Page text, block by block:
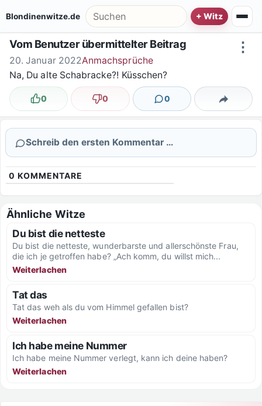
Blondinenwitze.de Suche nach:
⋮
Vom Benutzer übermittelter Beitrag
20. Januar 2022Anmachsprüche
Na, Du alte Schabracke?! Küsschen?
Lustig
0 Nicht lustig
0 0
Kommentare Teilen
Schreib den ersten Kommentar …
0 KOMMENTARE
Ähnliche Witze
Du bist die netteste
Du bist die netteste, wunderbarste und allerschönste Frau,
die ich je getroffen habe? „Ach komm, du willst mich...
Weiterlachen
Tat das
Tat das weh als du vom Himmel gefallen bist?
Weiterlachen
Ich habe meine Nummer
Ich habe meine Nummer verlegt, kann ich deine haben?
Weiterlachen